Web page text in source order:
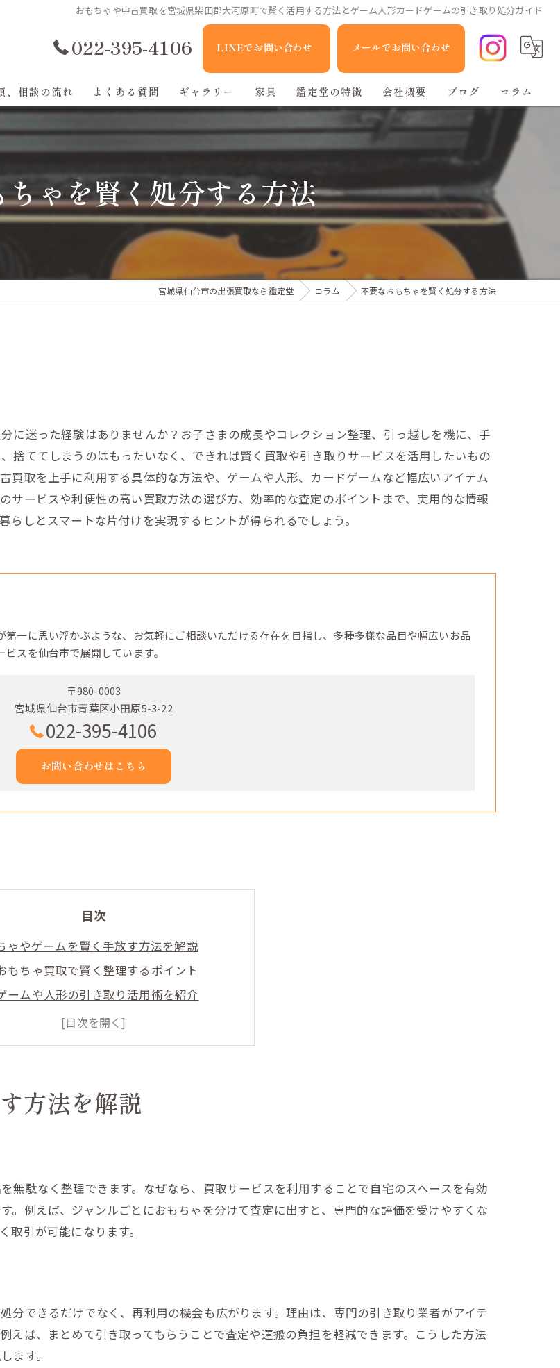
おもちゃや中古買取を宮城県柴田郡大河原町で賢く活用する方法とゲーム人形カードゲームの引き取り処分ガイド
022-395-4106 LINEでお問い合わせ メールでお問い合わせ
、相談の流れ よくある質問 ギャラリー 家具 鑑定堂の特徴
家電
ブランド品
不用品回収
会社概要 ブログ コラム
ゃを賢く処分する方法
宮城県仙台市の出張買取なら鑑定堂 コラム 不要なおもちゃを賢く処分する方法
に迷った経験はありませんか？お子さまの成長やコレクション整理、引っ越しを機に、手
捨ててしまうのはもったいなく、できれば賢く買取や引き取りサービスを活用したいもの
買取を上手に利用する具体的な方法や、ゲームや人形、カードゲームなど幅広いアイテム
サービスや利便性の高い買取方法の選び方、効率的な査定のポイントまで、実用的な情報
しとスマートな片付けを実現するヒントが得られるでしょう。
第一に思い浮かぶような、お気軽にご相談いただける存在を目指し、多種多様な品目や幅広いお品
スを仙台市で展開しています。
〒980-0003
宮城県仙台市青葉区小田原5-3-22
022-395-4106
お問い合わせはこちら
目次
ゃやゲームを賢く手放す方法を解説
もちゃ買取で賢く整理するポイント
ームや人形の引き取り活用術を紹介
カードゲーム処分時に押さえたいコツ
サイクルショップでの買取の流れ解説
き取り・処分サービスの選び方ガイド
カードゲームの処分に困った時のヒント
き取りサービスで手間なく整理
サイクルショップの活用のメリット
得な買取に繋がる事前準備とは
りサービスでおもちゃ整理がラクになる
張買取でおもちゃ整理が簡単に進む理由
ゲームや人形の引き取り対応範囲とは
ードゲームのまとめ売りで効率化
方法を解説
無駄なく整理できます。なぜなら、買取サービスを利用することで自宅のスペースを有効
。例えば、ジャンルごとにおもちゃを分けて査定に出すと、専門的な評価を受けやすくな
取引が可能になります。
分できるだけでなく、再利用の機会も広がります。理由は、専門の引き取り業者がアイテ
えば、まとめて引き取ってもらうことで査定や運搬の負担を軽減できます。こうした方法
ます。